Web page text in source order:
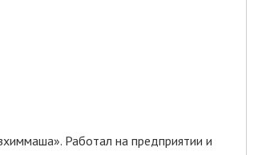
Работал на предприятии и